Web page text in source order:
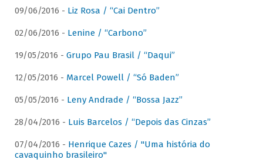
09/06/2016 - Liz Rosa / “Cai Dentro”
02/06/2016 - Lenine / “Carbono”
19/05/2016 - Grupo Pau Brasil / “Daqui”
12/05/2016 - Marcel Powell / “Só Baden”
05/05/2016 - Leny Andrade / “Bossa Jazz”
28/04/2016 - Luis Barcelos / “Depois das Cinzas”
07/04/2016 - Henrique Cazes / "Uma história do
cavaquinho brasileiro"